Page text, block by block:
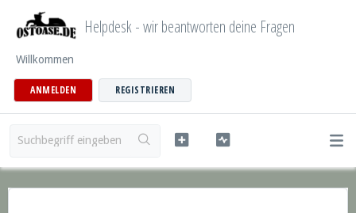
Helpdesk - wir beantworten deine Fragen
Willkommen
ANMELDEN REGISTRIEREN